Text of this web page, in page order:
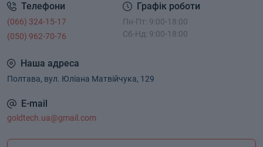
Телефони
(066) 324-15-17
(050) 962-70-76
Графік роботи
Пн-Пт: 9:00-18:00
Сб-Нд: 9:00-18:00
Наша адреса
Полтава, вул. Юліана Матвійчука, 129
E-mail
goldtech.ua@gmail.com